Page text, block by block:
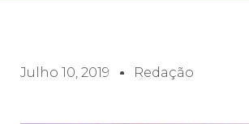
Julho 10, 2019 Redação